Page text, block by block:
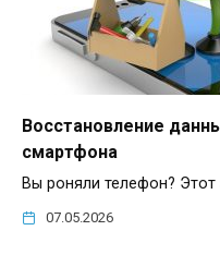
Восстановление
смартфона
Вы роняли телефон? Этот
07.05.2026